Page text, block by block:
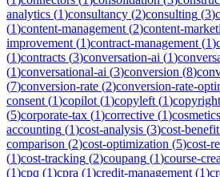
analytics (1)consultancy (2)consulting (3)
(1)content-management (2)content-
improvement (1)contract-management (1)
(1)contracts (3)conversation-ai (1)
(1)conversational-ai (3)conversion (8)
(7)conversion-rate (2)conversion-rate-
consent (1)copilot (1)copyleft (1)
(5)corporate-tax (1)corrective (1)cosmetics
accounting (1)cost-analysis (3)cost-benefit
comparison (2)cost-optimization (5)cost-
(1)cost-tracking (2)coupang (1)course-
(1)cpq (1)cpra (1)credit-management (1)